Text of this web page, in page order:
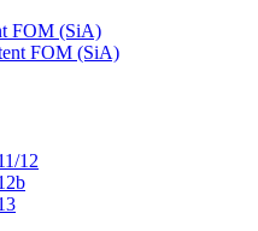
FOM (SiA)
FOM (SiA)
12